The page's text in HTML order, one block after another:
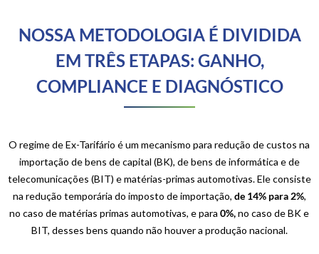
NOSSA METODOLOGIA É DIVIDIDA
EM TRÊS ETAPAS: GANHO,
COMPLIANCE E DIAGNÓSTICO
O regime deEx-Tarifário é um mecanismo para redução de custos na
importação de bens de capital (BK), de bens de informática e de
telecomunicações (BIT) e matérias-primas automotivas. Ele consiste
na redução temporária do imposto de importação, de 14% para 2%,
no caso de matérias primas automotivas, e para0%,no caso de BK e
BIT, desses bens quando não houver a produção nacional.